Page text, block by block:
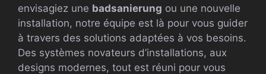
envisagiez une badsanierung ou une nouvelle
installation, notre équipe est là pour vous guider
à travers des solutions adaptées à vos besoins.
Des systèmes novateurs d’installations, aux
designs modernes, tout est réuni pour vous